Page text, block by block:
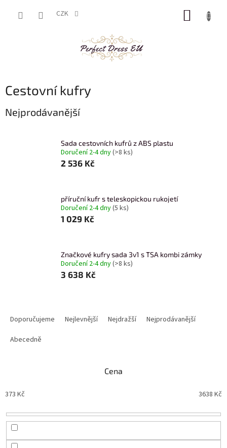
CZK
Cestovní kufry
Nejprodávanější
Sada cestovních kufrů z ABS plastu
Doručení 2-4 dny(>8 ks)
2 536 Kč
příruční kufr s teleskopickou rukojetí
Doručení 2-4 dny(5 ks)
1 029 Kč
Značkové kufry sada 3v1 s TSA kombi zámky
Doručení 2-4 dny(>8 ks)
3 638 Kč
o
u
t
Doporučujeme Nejlevnější Nejdražší
Nejprodávanější
Abecedně
Cena
373 Kč 3638 Kč